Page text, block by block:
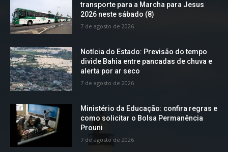
transporte para a Marcha para Jesus
2026 neste sábado (8)
7 de agosto de 2026
Notícia do Estado: Previsão do tempo
divide Bahia entre pancadas de chuva e
alerta por ar seco
7 de agosto de 2026
Ministério da Educação: confira regras e
como solicitar o Bolsa Permanência
Prouni
7 de agosto de 2026